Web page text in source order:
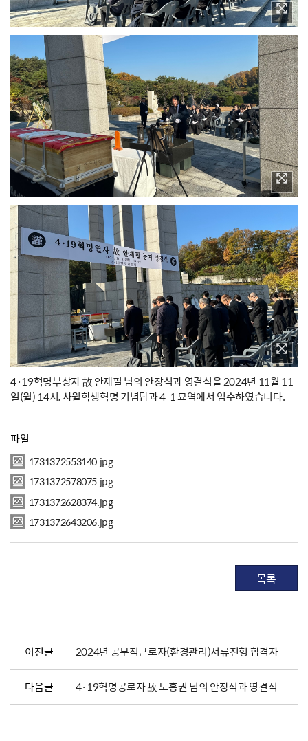
4·19혁명부상자 故 안재필 님의 안장식과 영결식을 2024년 11월 11
일(월) 14시, 사월학생혁명 기념탑과 4-1 묘역에서 엄수하였습니다.
파일
1731372553140.jpg
1731372578075.jpg
1731372628374.jpg
1731372643206.jpg
목록
이전글 2024년 공무직근로자(환경관리)서류전형 합격자 발표 및 면접시험 일정 안내
다음글 4·19혁명공로자 故 노흥권 님의 안장식과 영결식